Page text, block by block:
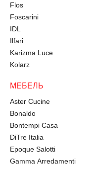
Flos
Foscarini
IDL
Ilfari
Karizma Luce
Kolarz
МЕБЕЛЬ
Aster Cucine
Bonaldo
Bontempi Casa
DiTre Italia
Epoque Salotti
Gamma Arredamenti